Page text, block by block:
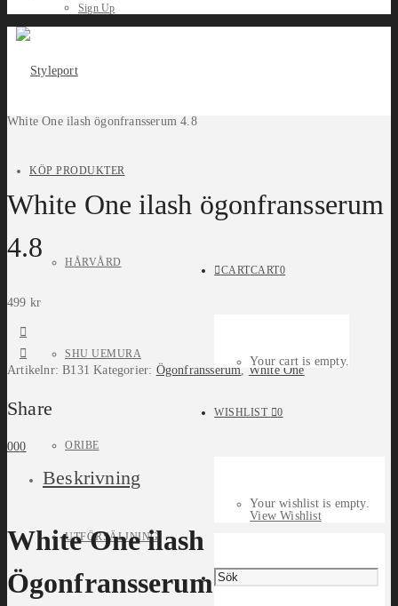
Sign Up
KÖP PRODUKTER
HÅRVÅRD
SHU UEMURA
ORIBE
UTFÖRSÄLJNING
CARTCART0
Your cart is empty.
WISHLIST 0
Your wishlist is empty.
View Wishlist
White One ilash ögonfransserum 4.8
White One ilash ögonfransserum
4.8
499 kr
Artikelnr:B131 Kategorier: Ögonfransserum, White One
Share
000
Beskrivning
White One ilash
Ögonfransserum